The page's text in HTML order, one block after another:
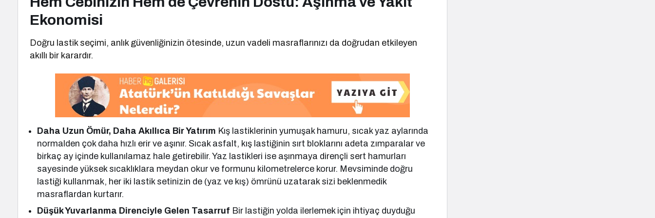
Ekonomisi
Doğru lastik seçimi, anlık güvenliğinizin ötesinde, uzun vadeli masraflarınızı da doğrudan etkileyen
akıllı bir karardır.
Daha Uzun Ömür, Daha Akıllıca Bir Yatırım Kış lastiklerinin yumuşak hamuru, sıcak yaz aylarında
normalden çok daha hızlı erir ve aşınır. Sıcak asfalt, kış lastiğinin sırt bloklarını adeta zımparalar ve
birkaç ay içinde kullanılamaz hale getirebilir. Yaz lastikleri ise aşınmaya dirençli sert hamurları
sayesinde yüksek sıcaklıklara meydan okur ve formunu kilometrelerce korur. Mevsiminde doğru
lastiği kullanmak, her iki lastik setinizin de (yaz ve kış) ömrünü uzatarak sizi beklenmedik
masraflardan kurtarır.
Düşük Yuvarlanma Direnciyle Gelen Tasarruf Bir lastiğin yolda ilerlemek için ihtiyaç duyduğu